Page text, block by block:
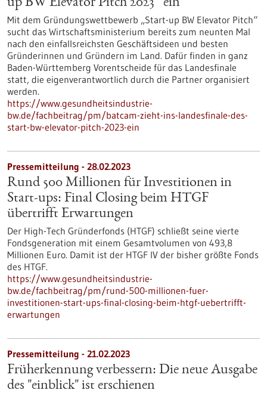
up BW Elevator Pitch 2023“ ein
Mit dem Gründungswettbewerb „Start-up BW Elevator Pitch“
sucht das Wirtschaftsministerium bereits zum neunten Mal
nach den einfallsreichsten Geschäftsideen und besten
Gründerinnen und Gründern im Land. Dafür finden in ganz
Baden-Württemberg Vorentscheide für das Landesfinale
statt, die eigenverantwortlich durch die Partner organisiert
werden.
https://www.gesundheitsindustrie-
bw.de/fachbeitrag/pm/batcam-zieht-ins-landesfinale-des-
start-bw-elevator-pitch-2023-ein
Pressemitteilung - 28.02.2023
Rund 500 Millionen für Investitionen in
Start-ups: Final Closing beim HTGF
übertrifft Erwartungen
Der High-Tech Gründerfonds (HTGF) schließt seine vierte
Fondsgeneration mit einem Gesamtvolumen von 493,8
Millionen Euro. Damit ist der HTGF IV der bisher größte Fonds
des HTGF.
https://www.gesundheitsindustrie-
bw.de/fachbeitrag/pm/rund-500-millionen-fuer-
investitionen-start-ups-final-closing-beim-htgf-uebertrifft-
erwartungen
Pressemitteilung - 21.02.2023
Früherkennung verbessern: Die neue Ausgabe
des "einblick" ist erschienen